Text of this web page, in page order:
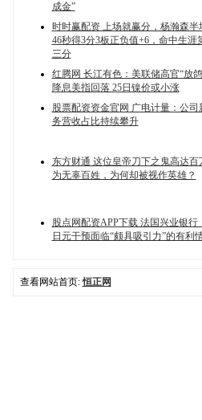
成金”
时时赢配资 上场就赢分，杨瀚森半
46秒得3分3板正负值+6，命中生涯
三分
红腾网 长江有色：美联储高官“放
降息美指回落 25日镍价或小涨
股票配资资金官网 广电计量：公司
务营收占比持续攀升
东方财通 这位皇帝刀下之鬼高达百
为无辜百姓，为何却被视作英雄？
股点网配资APP下载 法国兴业银行
日元干预面临“颇具吸引力”的有利
查看网站首页:恒正网